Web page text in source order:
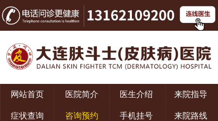
网站首页 医院简介 医生介绍 来院指导
症状查询 咨询预约 手机挂号 来院路线